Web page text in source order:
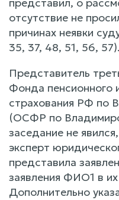
отсутствие не
причинах неявки
35, 37, 48, 51, 56, 57).
Представитель
Фонда пенсионного
страхования РФ по
(ОСФР по
заседание не
эксперт
представила
заявления ФИО1 в
Дополнительно